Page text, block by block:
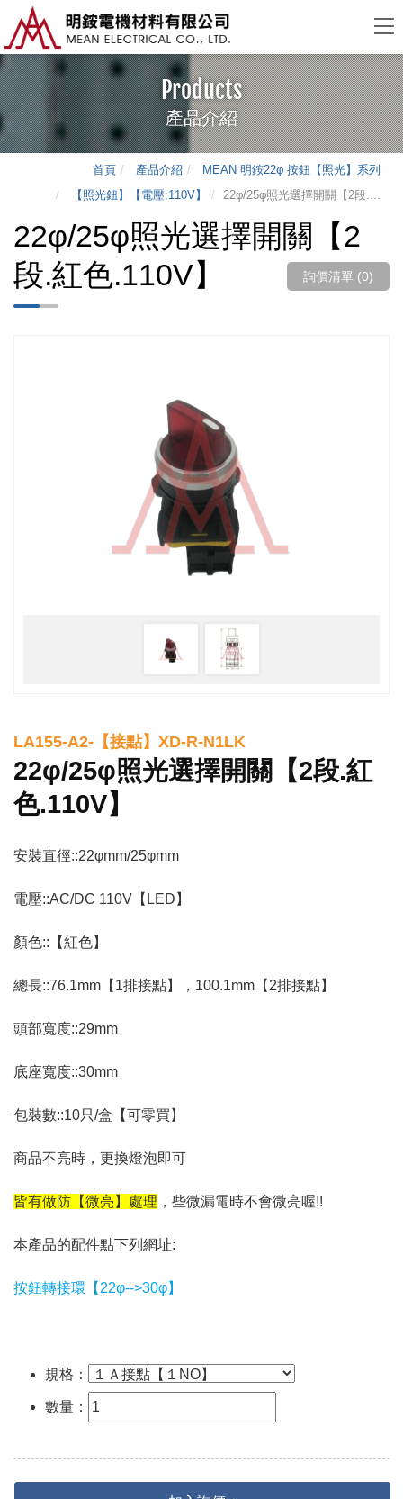
Products
產品介紹
首頁 產品介紹
MEAN 明銨22φ 按鈕【照光】系列
【照光鈕】【電壓:110V】
22φ/25φ照光選擇開關【2段....
22φ/25φ照光選擇開關【2
段.紅色.110V】
詢價清單 (0)
LA155-A2-【接點】XD-R-N1LK
22φ/25φ照光選擇開關【2段.紅
色.110V】
安裝直徑::22φmm/25φmm
電壓::AC/DC 110V【LED】
顏色::【紅色】
總長::76.1mm【1排接點】，100.1mm【2排接點】
頭部寬度::29mm
底座寬度::30mm
包裝數::10只/盒【可零買】
商品不亮時，更換燈泡即可
皆有做防【微亮】處理 ，些微漏電時不會微亮喔!!
本產品的配件點下列網址:
按鈕轉接環【22φ-->30φ】
規格：
數量：